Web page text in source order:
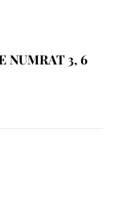
NUMRAT 3, 6